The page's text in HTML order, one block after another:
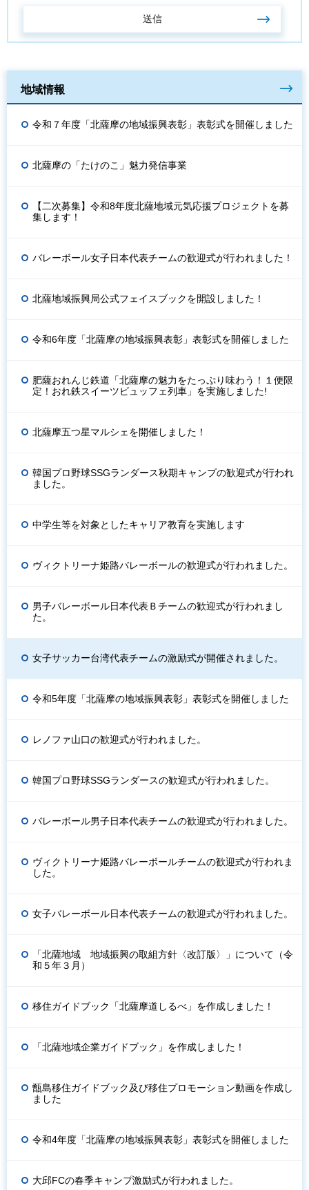
地域情報
令和７年度「北薩摩の地域振興表彰」表彰式を開催しました
北薩摩の「たけのこ」魅力発信事業
【二次募集】令和8年度北薩地域元気応援プロジェクトを募
集します！
バレーボール女子日本代表チームの歓迎式が行われました！
北薩地域振興局公式フェイスブックを開設しました！
令和6年度「北薩摩の地域振興表彰」表彰式を開催しました
肥薩おれんじ鉄道「北薩摩の魅力をたっぷり味わう！１便限
定！おれ鉄スイーツビュッフェ列車」を実施しました!
北薩摩五つ星マルシェを開催しました！
韓国プロ野球SSGランダース秋期キャンプの歓迎式が行われ
ました。
中学生等を対象としたキャリア教育を実施します
ヴィクトリーナ姫路バレーボールの歓迎式が行われました。
男子バレーボール日本代表Ｂチームの歓迎式が行われまし
た。
女子サッカー台湾代表チームの激励式が開催されました。
令和5年度「北薩摩の地域振興表彰」表彰式を開催しました
レノファ山口の歓迎式が行われました。
韓国プロ野球SSGランダースの歓迎式が行われました。
バレーボール男子日本代表チームの歓迎式が行われました。
ヴィクトリーナ姫路バレーボールチームの歓迎式が行われま
した。
女子バレーボール日本代表チームの歓迎式が行われました。
「北薩地域 地域振興の取組方針〈改訂版〉」について（令
和５年３月）
移住ガイドブック「北薩摩道しるべ」を作成しました！
「北薩地域企業ガイドブック」を作成しました！
甑島移住ガイドブック及び移住プロモーション動画を作成し
ました
令和4年度「北薩摩の地域振興表彰」表彰式を開催しました
大邱FCの春季キャンプ激励式が行われました。